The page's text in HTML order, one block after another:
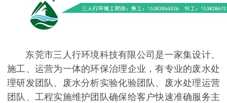
东莞市三人行环境科技有限公司是一家集设计、
施工、运营为一体的环保治理企业，有专业的废水处
理研发团队、废水分析实验化验团队、废水处理运营
团队、工程实施维护团队确保给客户快速准确服务主